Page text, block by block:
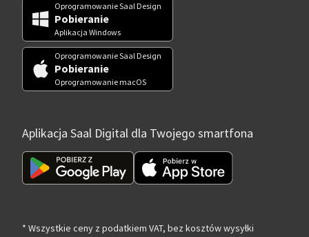
Oprogramowanie Saal Design
Pobieranie
Aplikacja Windows
Oprogramowanie Saal Design
Pobieranie
Oprogramowanie macOS
Aplikacja Saal Digital dla Twojego smartfona
* Wszystkie ceny z podatkiem VAT, bez kosztów wysyłki